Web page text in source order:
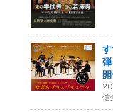
開
信